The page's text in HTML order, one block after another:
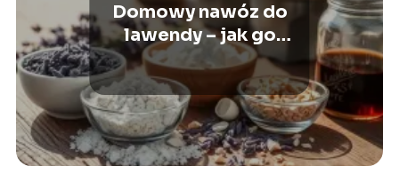
Domowy nawóz do
lawendy – jak go
przygotować i
stosować?